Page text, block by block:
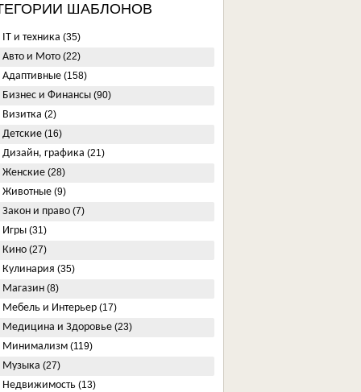
ШАБЛОНОВ
IT и техника (35)
Авто и Мото (22)
Адаптивные (158)
Бизнес и Финансы (90)
Визитка (2)
Детские (16)
Дизайн, графика (21)
Женские (28)
Животные (9)
Закон и право (7)
Игры (31)
Кино (27)
Кулинария (35)
Магазин (8)
Мебель и Интерьер (17)
Медицина и Здоровье (23)
Минимализм (119)
Музыка (27)
Недвижимость (13)